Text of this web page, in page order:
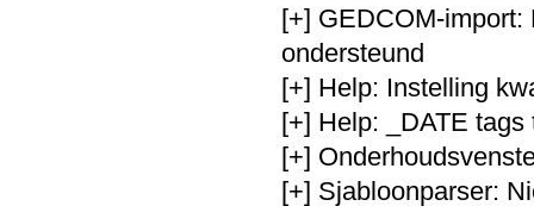
[+] GEDCOM-
ondersteund
[+] Help: Instelling
[+] Help: _DATE
[+]
[+] Sjabloonparser: